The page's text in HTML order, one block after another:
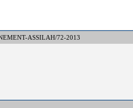
ASSILAH/72-2013